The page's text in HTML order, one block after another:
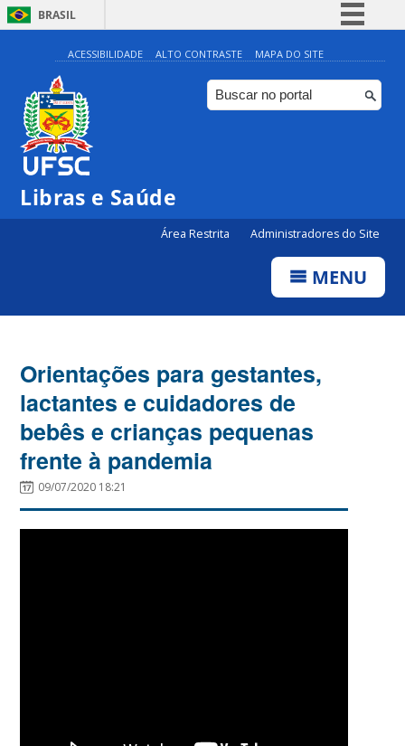
BRASIL
Simplifique!
Comunica BR
Participe
ACESSIBILIDADE ALTO CONTRASTE MAPA DO SITE
Libras e Saúde
Área Restrita Administradores do Site
MENU
Orientações para gestantes,
lactantes e cuidadores de
bebês e crianças pequenas
frente à pandemia
09/07/2020 18:21